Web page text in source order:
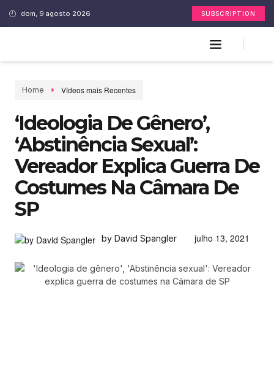
dom, 9 agosto 2026 SUBSCRIPTION
Home Vídeos mais Recentes
‘Ideologia De Gênero’,
‘Abstinência Sexual’:
Vereador Explica Guerra De
Costumes Na Câmara De
SP
by David Spangler julho 13, 2021